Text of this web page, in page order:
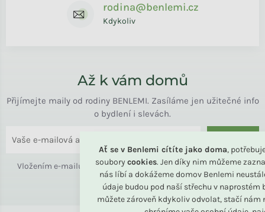
Ať se v Benlemi cítíte jako doma,
soubory cookies. Jen díky nim můžeme
nás líbí a dokážeme domov Benlemi
údaje budou pod naší střechu v naprostém
můžete zároveň kdykoliv odvolat, stačí nám
rodina@benlemi.cz
Kdykoliv
Až k vám domů
Přijímejte maily od rodiny BENLEMI. Zasíláme jen užitečné info
o bydlení i slevách.
Vložením e-mailu souhlasíte spodmínkami ochrany osobních
údajů